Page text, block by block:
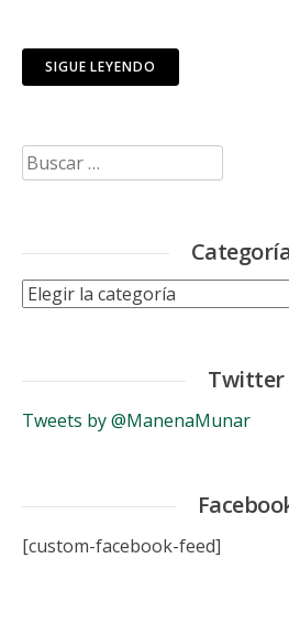
SIGUE LEYENDO
Buscar:
Categorías
Twitter
Tweets by @ManenaMunar
[custom-facebook-feed]